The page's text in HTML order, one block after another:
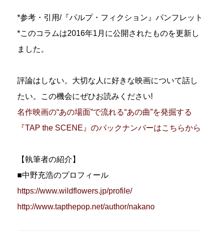
*参考・引用/『パルプ・フィクション』パンフレット
*このコラムは2016年1月に公開されたものを更新し
ました。
評論はしない。大切な人に好きな映画について話し
たい。この機会にぜひお読みください!
名作映画の“あの場面”で流れる“あの曲”を発掘する
『TAP the SCENE』のバックナンバーはこちらから
【執筆者の紹介】
■中野充浩のプロフィール
https://www.wildflowers.jp/profile/
http://www.tapthepop.net/author/nakano